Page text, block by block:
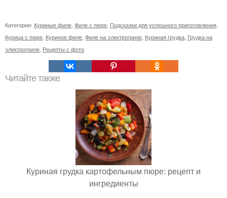
Категории: Куриные филе Филе с пюре Подсказки для успешного приготовления
Курица с пюре Куриное филе Филе на электрогриле Куриная грудка Грудка на
электрогриле Рецепты с фото
Читайте также
Куриная грудка картофельным пюре: рецепт и
ингредиенты